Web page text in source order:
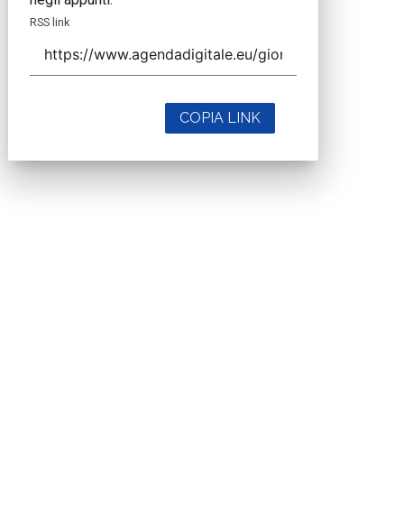
RSS link
COPIA LINK